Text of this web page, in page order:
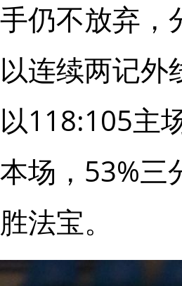
手仍不放弃，
以连续两记外
以118:105主
本场，53%三
胜法宝。